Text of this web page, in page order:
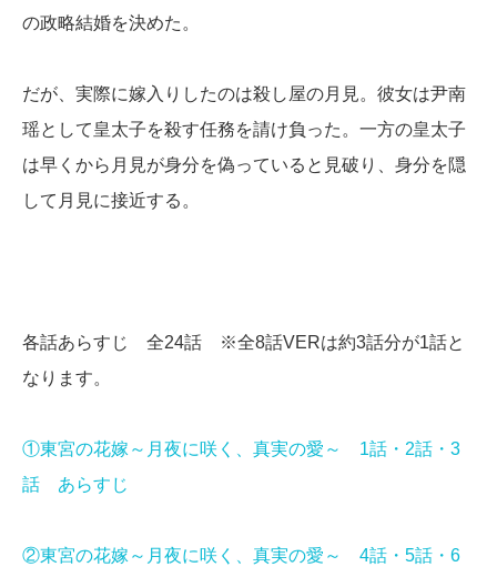
の政略結婚を決めた。
だが、実際に嫁入りしたのは殺し屋の月見。彼女は尹南
瑶として皇太子を殺す任務を請け負った。一方の皇太子
は早くから月見が身分を偽っていると見破り、身分を隠
して月見に接近する。
各話あらすじ 全24話 ※全8話VERは約3話分が1話と
なります。
①東宮の花嫁～月夜に咲く、真実の愛～ 1話・2話・3
話 あらすじ
②東宮の花嫁～月夜に咲く、真実の愛～ 4話・5話・6